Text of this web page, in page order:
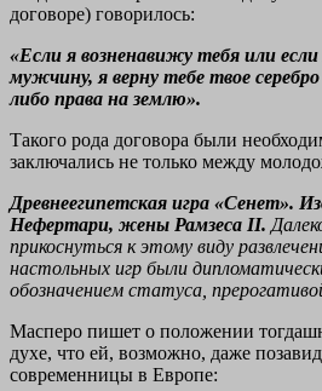
договоре) говорилось:
«Если я возненавижу тебя или
мужчину, я верну тебе твое
либо права на землю».
Такого рода договора были
заключались не только между
Древнеегипетская игра «Сенет».
Нефертари, жены Рамзеса II.
прикоснуться к этому виду
настольных игр были
обозначением статуса,
Масперо пишет о положении
духе, что ей, возможно, даже
современницы в Европе: